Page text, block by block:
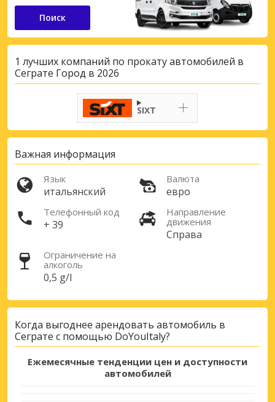
Получите доступ к эксклюзивным
Войти с помощью eLink
Поиск
1 лучших компаний по прокату автомобилей в
Сеграте Город в 2026
SIXT
Важная информация
Язык
итальянский
Валюта
евро
Телефонный код
+ 39
Направление
движения
Справа
Ограничение на
алкоголь
0,5 g/l
Когда выгоднее арендовать автомобиль в
Сеграте с помощью DoYouItaly?
Ежемесячные тенденции цен и доступности
автомобилей